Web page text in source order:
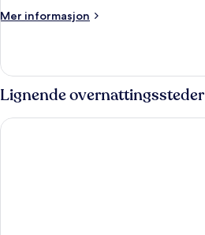
(2
Mer informasjon
Mer
–
deluxe,
ved
havkanten
(2
Lignende overnattingssteder
Guam Plaza Resort